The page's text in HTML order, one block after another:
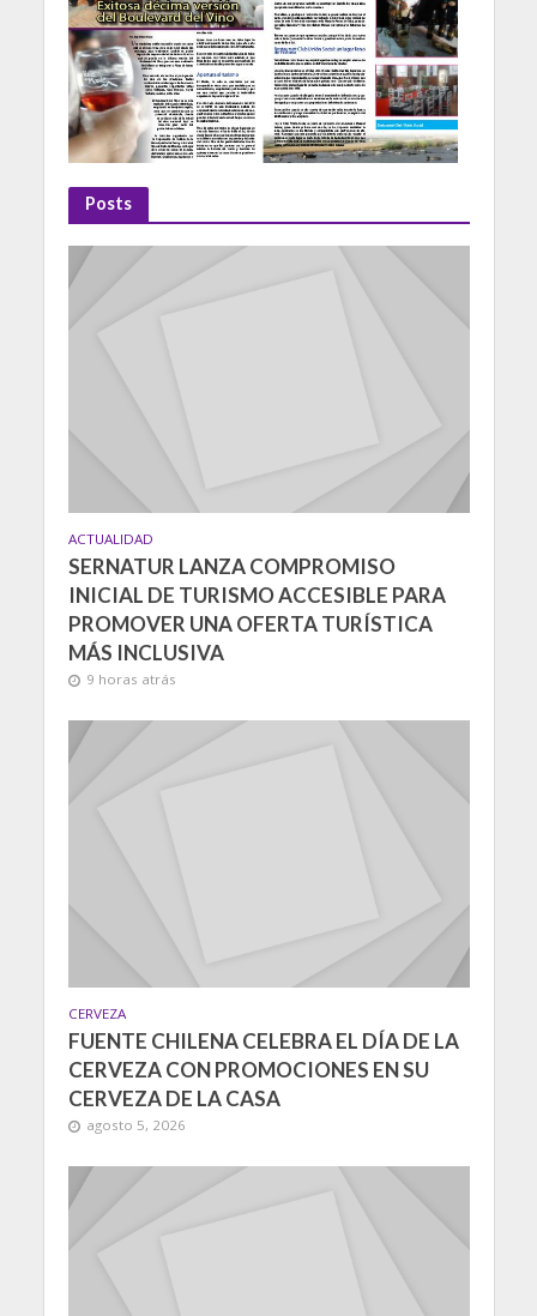
Posts
ACTUALIDAD
SERNATUR LANZA COMPROMISO
INICIAL DE TURISMO ACCESIBLE PARA
PROMOVER UNA OFERTA TURÍSTICA
MÁS INCLUSIVA
9 horas atrás
CERVEZA
FUENTE CHILENA CELEBRA EL DÍA DE LA
CERVEZA CON PROMOCIONES EN SU
CERVEZA DE LA CASA
agosto 5, 2026